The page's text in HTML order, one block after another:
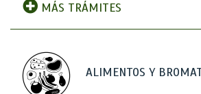
MÁS TRÁMITES
ALIMENTOS Y